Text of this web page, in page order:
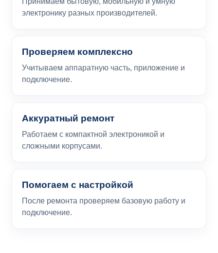
электронику разных производителей.
Проверяем комплексно
Учитываем аппаратную часть, приложение и
подключение.
Аккуратный ремонт
Работаем с компактной электроникой и
сложными корпусами.
Помогаем с настройкой
После ремонта проверяем базовую работу и
подключение.